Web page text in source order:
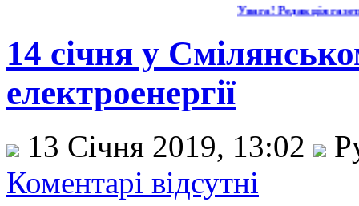
Увага! Редакція
14 січня у
електроенергії
13 Січня 2019, 13:02
Коментарі відсутні